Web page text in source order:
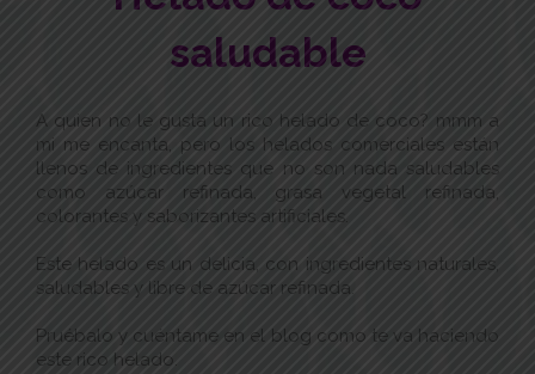
saludable
A quien no le gusta un rico helado de coco? mmm a
mi me encanta, pero los helados comerciales están
llenos de ingredientes que no son nada saludables
como azúcar refinada, grasa vegetal refinada,
colorantes y saborizantes artificiales.
Este helado es un delicia, con ingredientes naturales,
saludables y libre de azúcar refinada.
Pruébalo y cuéntame en el blog como te va haciendo
este rico helado.